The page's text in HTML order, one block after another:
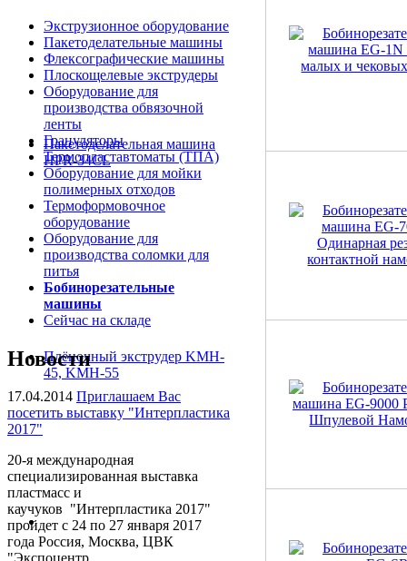
Пакетоделательная машина
HPR-34CL
Плёночный экструдер KMH-
45, KMH-55
Экструзионное оборудование
Пакетоделательные машины
Флексографические машины
Плоскощелевые экструдеры
Оборудование для
производства обвязочной
ленты
Грануляторы
Термопластавтоматы (ТПА)
Оборудование для мойки
полимерных отходов
Термоформовочное
оборудование
Оборудование для
производства соломки для
питья
Бобинорезательные
машины
Сейчас на складе
Новости
17.04.2014 Приглашаем Вас
посетить выставку "Интерпластика
2017"
20-я международная
специализированная выставка
пластмасс и
каучуков "Интерпластика 2017"
пройдет с 24 по 27 января 2017
года Россия, Москва, ЦВК